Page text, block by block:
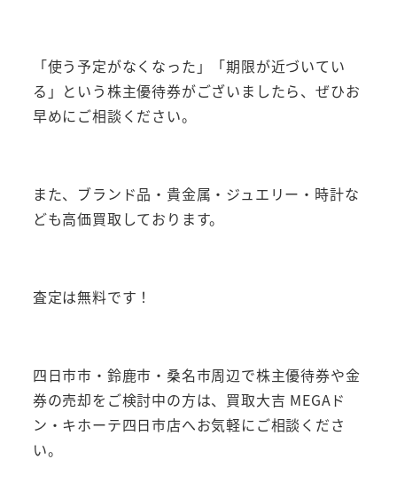
「使う予定がなくなった」「期限が近づいてい
る」という株主優待券がございましたら、ぜひお
早めにご相談ください。
また、ブランド品・貴金属・ジュエリー・時計な
ども高価買取しております。
査定は無料です！
四日市市・鈴鹿市・桑名市周辺で株主優待券や金
券の売却をご検討中の方は、買取大吉 MEGAド
ン・キホーテ四日市店へお気軽にご相談くださ
い。